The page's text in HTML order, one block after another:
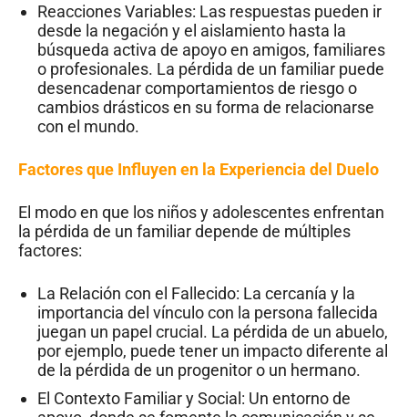
Reacciones Variables: Las respuestas pueden ir
desde la negación y el aislamiento hasta la
búsqueda activa de apoyo en amigos, familiares
o profesionales. La pérdida de un familiar puede
desencadenar comportamientos de riesgo o
cambios drásticos en su forma de relacionarse
con el mundo.
Factores que Influyen en la Experiencia del Duelo
El modo en que los niños y adolescentes enfrentan
la pérdida de un familiar depende de múltiples
factores:
La Relación con el Fallecido: La cercanía y la
importancia del vínculo con la persona fallecida
juegan un papel crucial. La pérdida de un abuelo,
por ejemplo, puede tener un impacto diferente al
de la pérdida de un progenitor o un hermano.
El Contexto Familiar y Social: Un entorno de